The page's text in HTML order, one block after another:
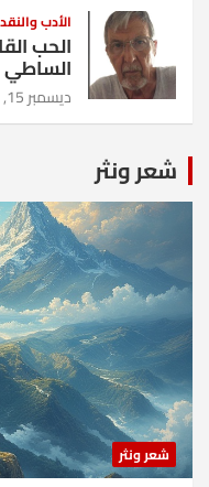
الأدب والنقد
الحب
الساطي
ديسمبر 15, 2025
شعر ونثر
شعر ونثر